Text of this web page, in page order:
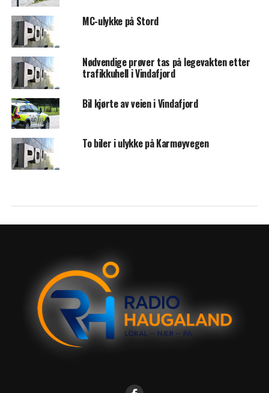
MC-ulykke på Stord
Nødvendige prøver tas på legevakten etter
trafikkuhell i Vindafjord
Bil kjørte av veien i Vindafjord
To biler i ulykke på Karmøyvegen